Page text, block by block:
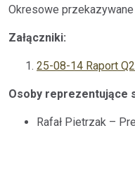
Okresowe
Załączniki:
25-08-14 Raport
Osoby reprezentujące
Rafał Pietrzak –